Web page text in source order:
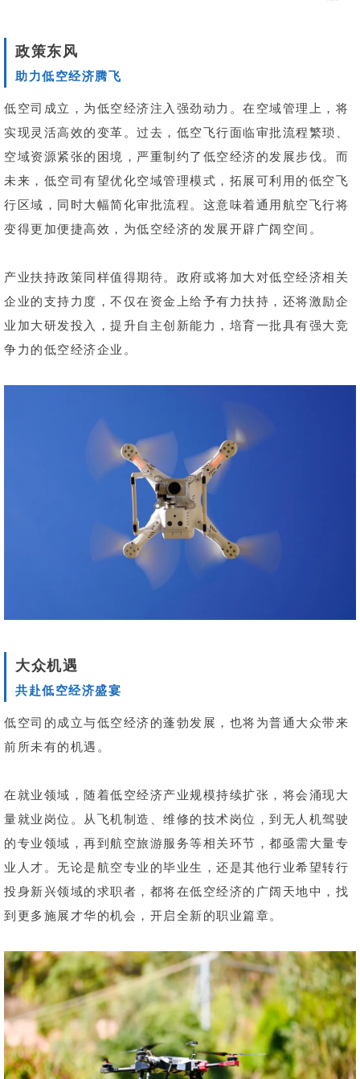
政策东风
助力低空经济腾飞
低空司成立，为低空经济注入强劲动力。在空域管理上，将
实现灵活高效的变革。过去，低空飞行面临审批流程繁琐、
空域资源紧张的困境，严重制约了低空经济的发展步伐。而
未来，低空司有望优化空域管理模式，拓展可利用的低空飞
行区域，同时大幅简化审批流程。这意味着通用航空飞行将
变得更加便捷高效，为低空经济的发展开辟广阔空间。
产业扶持政策同样值得期待。政府或将加大对低空经济相关
企业的支持力度，不仅在资金上给予有力扶持，还将激励企
业加大研发投入，提升自主创新能力，培育一批具有强大竞
争力的低空经济企业。
大众机遇
共赴低空经济盛宴
低空司的成立与低空经济的蓬勃发展，也将为普通大众带来
前所未有的机遇。
在就业领域，随着低空经济产业规模持续扩张，将会涌现大
量就业岗位。从飞机制造、维修的技术岗位，到无人机驾驶
的专业领域，再到航空旅游服务等相关环节，都亟需大量专
业人才。无论是航空专业的毕业生，还是其他行业希望转行
投身新兴领域的求职者，都将在低空经济的广阔天地中，找
到更多施展才华的机会，开启全新的职业篇章。